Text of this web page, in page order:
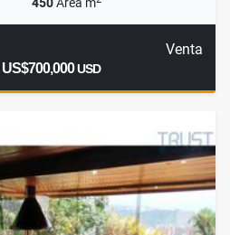
Venta
US$700,000USD